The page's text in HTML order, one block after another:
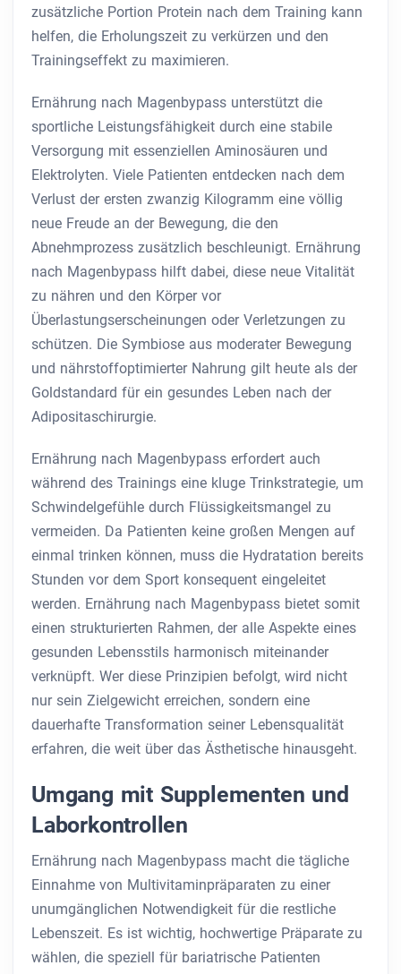
zusätzliche Portion Protein nach dem Training kann
helfen, die Erholungszeit zu verkürzen und den
Trainingseffekt zu maximieren.
Ernährung nach Magenbypass unterstützt die
sportliche Leistungsfähigkeit durch eine stabile
Versorgung mit essenziellen Aminosäuren und
Elektrolyten. Viele Patienten entdecken nach dem
Verlust der ersten zwanzig Kilogramm eine völlig
neue Freude an der Bewegung, die den
Abnehmprozess zusätzlich beschleunigt. Ernährung
nach Magenbypass hilft dabei, diese neue Vitalität
zu nähren und den Körper vor
Überlastungserscheinungen oder Verletzungen zu
schützen. Die Symbiose aus moderater Bewegung
und nährstoffoptimierter Nahrung gilt heute als der
Goldstandard für ein gesundes Leben nach der
Adipositaschirurgie.
Ernährung nach Magenbypass erfordert auch
während des Trainings eine kluge Trinkstrategie, um
Schwindelgefühle durch Flüssigkeitsmangel zu
vermeiden. Da Patienten keine großen Mengen auf
einmal trinken können, muss die Hydratation bereits
Stunden vor dem Sport konsequent eingeleitet
werden. Ernährung nach Magenbypass bietet somit
einen strukturierten Rahmen, der alle Aspekte eines
gesunden Lebensstils harmonisch miteinander
verknüpft. Wer diese Prinzipien befolgt, wird nicht
nur sein Zielgewicht erreichen, sondern eine
dauerhafte Transformation seiner Lebensqualität
erfahren, die weit über das Ästhetische hinausgeht.
Umgang mit Supplementen und
Laborkontrollen
Ernährung nach Magenbypass macht die tägliche
Einnahme von Multivitaminpräparaten zu einer
unumgänglichen Notwendigkeit für die restliche
Lebenszeit. Es ist wichtig, hochwertige Präparate zu
wählen, die speziell für bariatrische Patienten